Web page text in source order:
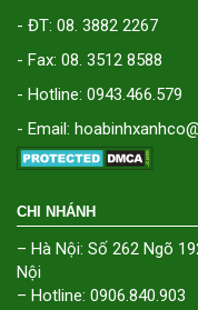
- ĐT: 08. 3882 2267
- Fax: 08. 3512 8588
- Hotline: 0943.466.579
- Email:
CHI NHÁNH
– Hà Nội: Số 262 Ngõ
Nội
– Hotline: 0906.840.903